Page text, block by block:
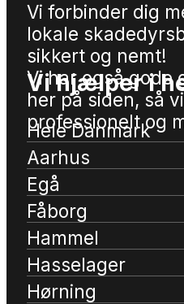
Vi forbinder dig
lokale
sikkert og nemt!
Vi har også gode
her på siden, så
professionelt og
Vi hjælper i
Hele Danmark
Aarhus
Egå
Fåborg
Hammel
Hasselager
Hørning